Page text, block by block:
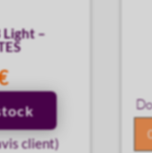
Light –
client)